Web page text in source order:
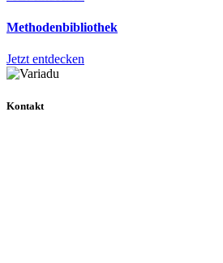
Methodenbibliothek
Jetzt entdecken
Kontakt